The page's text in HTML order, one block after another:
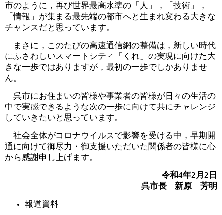
市のように，再び世界最高水準の「人」，「技術」，
「情報」が集まる最先端の都市へと生まれ変わる大きな
チャンスだと思っています。
まさに，このたびの高速通信網の整備は，新しい時代
にふさわしいスマートシティ「くれ」の実現に向けた大
きな一歩ではありますが，最初の一歩でしかありませ
ん。
呉市にお住まいの皆様や事業者の皆様が日々の生活の
中で実感できるような次の一歩に向けて共にチャレンジ
していきたいと思っています。
社会全体がコロナウイルスで影響を受ける中，早期開
通に向けて御尽力・御支援いただいた関係者の皆様に心
から感謝申し上げます。
令和4年2月2日
呉市長 新原 芳明
報道資料